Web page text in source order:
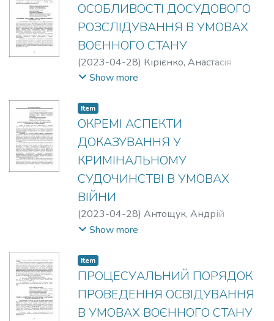
ОСОБЛИВОСТІ ДОСУДОВОГО
РОЗСЛІДУВАННЯ В УМОВАХ
ВОЄННОГО СТАНУ
(2023-04-28) Кірієнко, Анастасія
Володимирівна
Show more
Item
ОКРЕМІ АСПЕКТИ
ДОКАЗУВАННЯ У
КРИМІНАЛЬНОМУ
СУДОЧИНСТВІ В УМОВАХ
ВІЙНИ
(2023-04-28) Антощук, Андрій
Олександрович
Show more
Item
ПРОЦЕСУАЛЬНИЙ ПОРЯДОК
ПРОВЕДЕННЯ ОСВІДУВАННЯ
В УМОВАХ ВОЄННОГО СТАНУ